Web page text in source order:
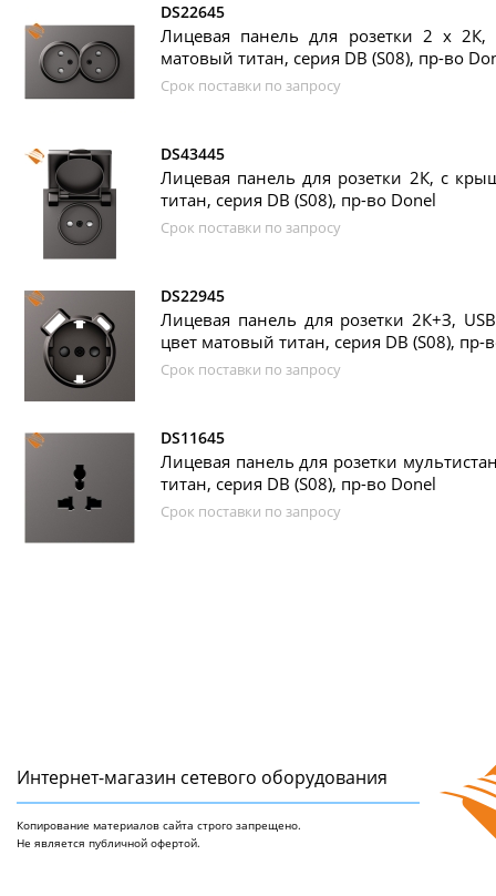
DS22645
Лицевая панель для розетки 2 х 2К,
матовый титан, серия DB (S08), пр-во
Срок поставки по запросу
DS43445
Лицевая панель для розетки 2К, с
титан, серия DB (S08), пр-во Donel
Срок поставки по запросу
DS22945
Лицевая панель для розетки 2К+З,
цвет матовый титан, серия DB (S08), пр-
Срок поставки по запросу
DS11645
Лицевая панель для розетки
титан, серия DB (S08), пр-во Donel
Срок поставки по запросу
Интернет-магазин сетeвого оборудования
Копирование материалов сайта строго запрещено.
Не является публичной офертой.